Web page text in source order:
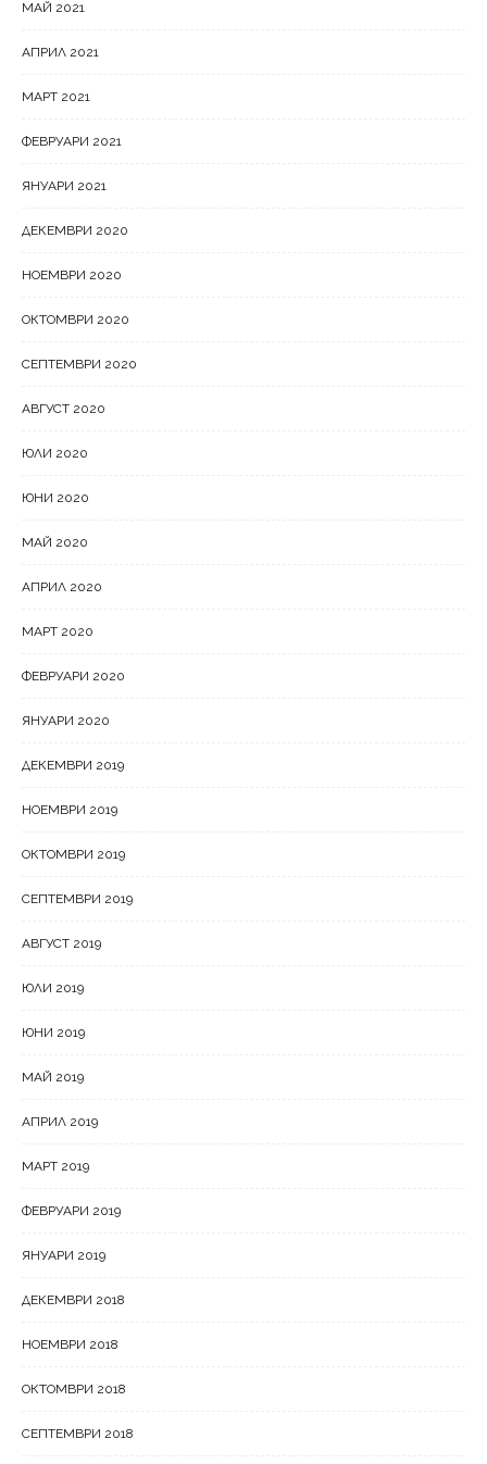
МАЙ 2021
АПРИЛ 2021
МАРТ 2021
ФЕВРУАРИ 2021
ЯНУАРИ 2021
ДЕКЕМВРИ 2020
НОЕМВРИ 2020
ОКТОМВРИ 2020
СЕПТЕМВРИ 2020
АВГУСТ 2020
ЮЛИ 2020
ЮНИ 2020
МАЙ 2020
АПРИЛ 2020
МАРТ 2020
ФЕВРУАРИ 2020
ЯНУАРИ 2020
ДЕКЕМВРИ 2019
НОЕМВРИ 2019
ОКТОМВРИ 2019
СЕПТЕМВРИ 2019
АВГУСТ 2019
ЮЛИ 2019
ЮНИ 2019
МАЙ 2019
АПРИЛ 2019
МАРТ 2019
ФЕВРУАРИ 2019
ЯНУАРИ 2019
ДЕКЕМВРИ 2018
НОЕМВРИ 2018
ОКТОМВРИ 2018
СЕПТЕМВРИ 2018